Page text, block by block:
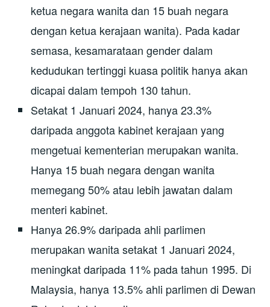
ketua negara wanita dan 15 buah negara
dengan ketua kerajaan wanita). Pada kadar
semasa, kesamarataan gender dalam
kedudukan tertinggi kuasa politik hanya akan
dicapai dalam tempoh 130 tahun.
Setakat 1 Januari 2024, hanya 23.3%
daripada anggota kabinet kerajaan yang
mengetuai kementerian merupakan wanita.
Hanya 15 buah negara dengan wanita
memegang 50% atau lebih jawatan dalam
menteri kabinet.
Hanya 26.9% daripada ahli parlimen
merupakan wanita setakat 1 Januari 2024,
meningkat daripada 11% pada tahun 1995. Di
Malaysia, hanya 13.5% ahli parlimen di Dewan